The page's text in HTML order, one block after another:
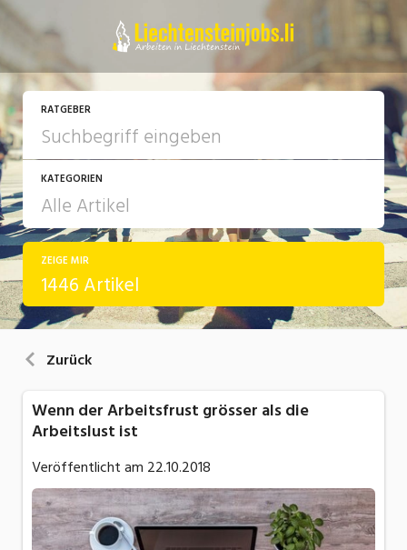
RATGEBER
KATEGORIEN
Arbeit
Ausbildung / Weiterbildung
ZEIGE MIR
1446 Artikel
Zurück
Wenn der Arbeitsfrust grösser als die
Arbeitslust ist
Veröffentlicht am 22.10.2018